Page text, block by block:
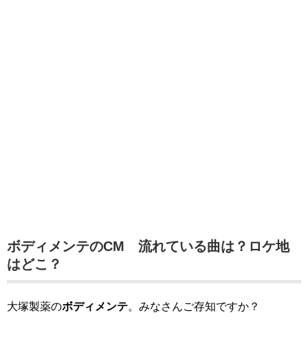
ボディメンテのCM 流れている曲は？ロケ地
はどこ？
大塚製薬のボディメンテ。みなさんご存知ですか？